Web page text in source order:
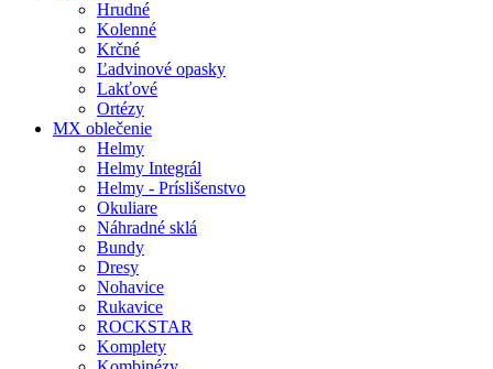
Hrudné
Kolenné
Krčné
Ľadvinové opasky
Lakťové
Ortézy
MX oblečenie
Helmy
Helmy Integrál
Helmy - Príslišenstvo
Okuliare
Náhradné sklá
Bundy
Dresy
Nohavice
Rukavice
ROCKSTAR
Komplety